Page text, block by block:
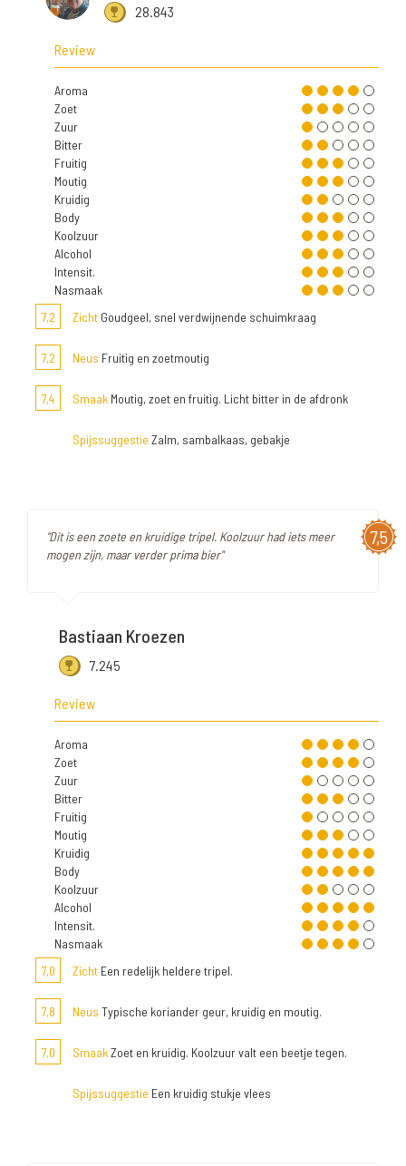
28.843
Review
Aroma
Zoet
Zuur
Bitter
Fruitig
Moutig
Kruidig
Body
Koolzuur
Alcohol
Intensit.
Nasmaak
7,2
Zicht Goudgeel, snel verdwijnende schuimkraag
7,2 Neus Fruitig en zoetmoutig
7,4 Smaak Moutig, zoet en fruitig. Licht bitter in de afdronk
Spijssuggestie Zalm, sambalkaas, gebakje
7,5
"Dit is een zoete en kruidige tripel. Koolzuur had iets meer
mogen zijn, maar verder prima bier"
Bastiaan Kroezen
7.245
Review
Aroma
Zoet
Zuur
Bitter
Fruitig
Moutig
Kruidig
Body
Koolzuur
Alcohol
Intensit.
Nasmaak
7,0
Zicht Een redelijk heldere tripel.
7,8 Neus Typische koriander geur, kruidig en moutig.
7,0 SmaakZoet en kruidig. Koolzuur valt een beetje tegen.
Spijssuggestie Een kruidig stukje vlees